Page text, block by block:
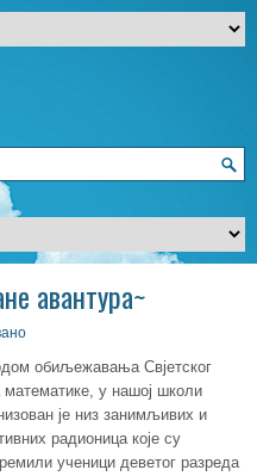
авантура~
обиљежавања Свјетског
математике, у нашој школи
је низ занимљивих и
радионица које су
ученици деветог разреда